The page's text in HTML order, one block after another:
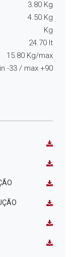
3.80 Kg
4.50 Kg
Kg
24.70 lt
15.80 Kg/max
-33 / max +90